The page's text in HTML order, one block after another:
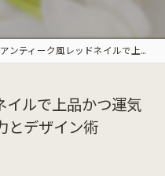
アンティーク風レッドネイルで上品かつ運気もアップする指先の魅力とデザイン術
イルで上品かつ運気
とデザイン術